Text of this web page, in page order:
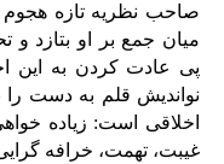
صاحب نظریه تازه هجوم
میان جمع بر او بتازد و
پی عادت کردن به این
نواندیش قلم به دست را
اخلاقی است: زیاده
غیبت، تهمت، خرافه